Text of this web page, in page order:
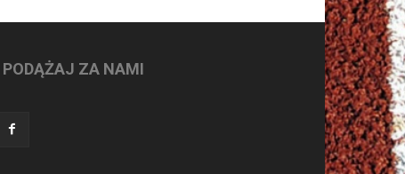
PODĄŻAJ ZA NAMI